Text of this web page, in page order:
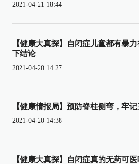
2021-04-21 18:44
【健康大真探】自闭症儿童都有暴
下结论
2021-04-20 14:27
【健康情报局】预防脊柱侧弯，牢记
2021-04-20 14:38
【健康大真探】自闭症真的无药可医